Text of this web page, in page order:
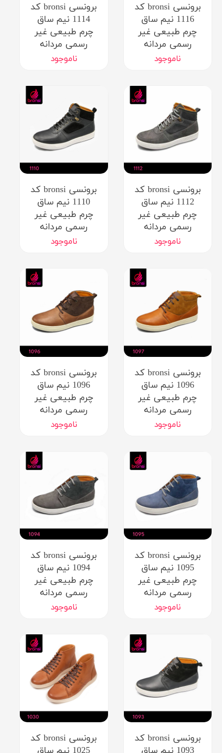
برونسی bronsi کد
1116 نیم ساق
چرم طبیعی غیر
رسمی مردانه
ناموجود
برونسی bronsi کد
1114 نیم ساق
چرم طبیعی غیر
رسمی مردانه
ناموجود
برونسی bronsi کد
1112 نیم ساق
چرم طبیعی غیر
رسمی مردانه
ناموجود
برونسی bronsi کد
1110 نیم ساق
چرم طبیعی غیر
رسمی مردانه
ناموجود
برونسی bronsi کد
1096 نیم ساق
چرم طبیعی غیر
رسمی مردانه
ناموجود
برونسی bronsi کد
1096 نیم ساق
چرم طبیعی غیر
رسمی مردانه
ناموجود
برونسی bronsi کد
1095 نیم ساق
چرم طبیعی غیر
رسمی مردانه
ناموجود
برونسی bronsi کد
1094 نیم ساق
چرم طبیعی غیر
رسمی مردانه
ناموجود
برونسی bronsi کد
برونسی bronsi کد